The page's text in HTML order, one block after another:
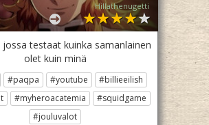
Hillathenugetti
jossa testaat kuinka samanlainen
olet kuin minä
#paqpa #youtube
#billieeilish
#myheroacatemia
#squidgame
#jouluvalot